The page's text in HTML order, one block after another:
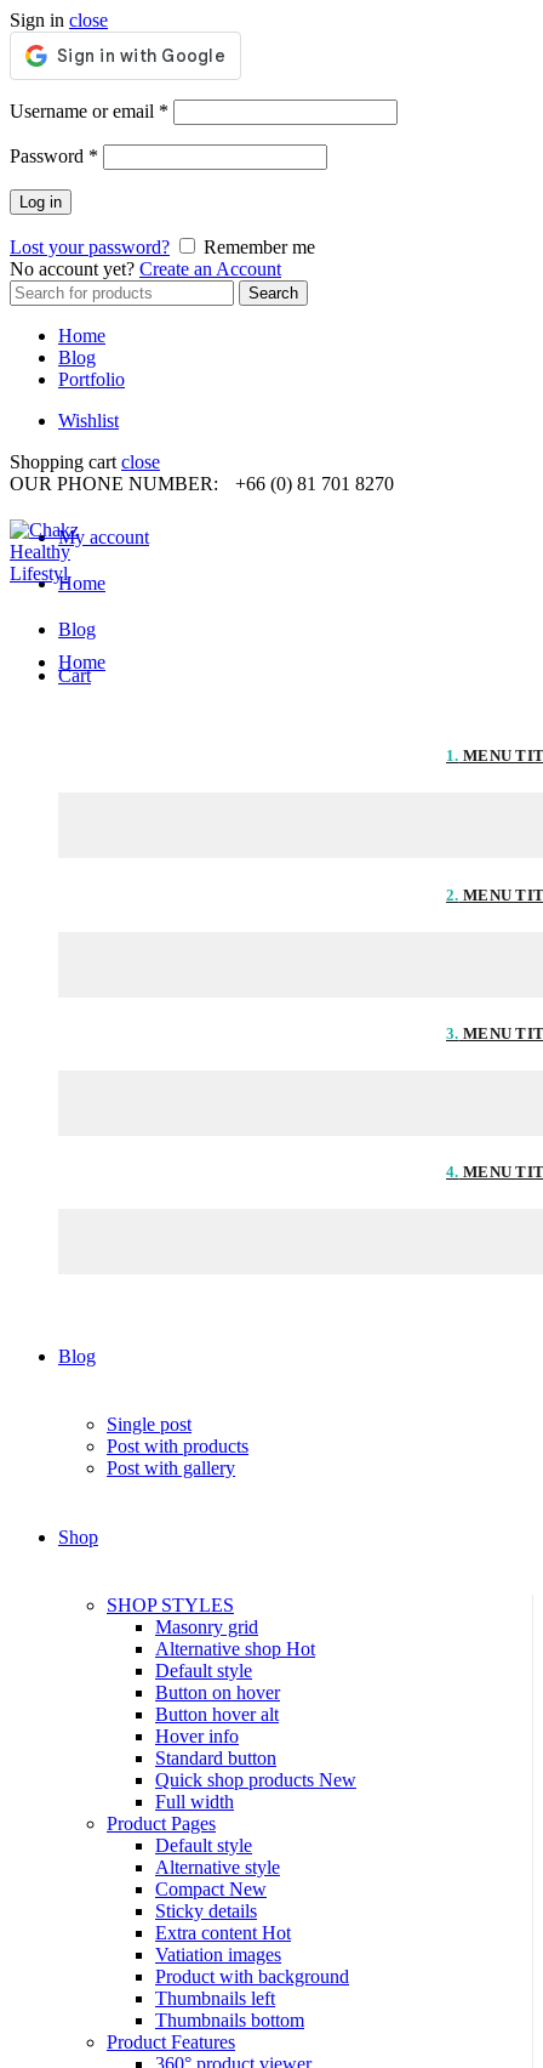
Sign in close
Username or email *
Password *
Log in
Lost your password?
Remember me
No account yet? Create an Account
Search
for:
Search
Home
Blog
Portfolio
Wishlist
Shopping cart close
OUR PHONE NUMBER:
+66 (0) 81 701 8270
My account
Home
Blog
Cart
Home
1. MENU
2. MENU
3. MENU
4. MENU
Blog
Single post
Post with products
Post with gallery
Shop
SHOP STYLES
Masonry grid
Alternative shop Hot
Default style
Button on hover
Button hover alt
Hover info
Standard button
Quick shop products New
Full width
Product Pages
Default style
Alternative style
Compact New
Sticky details
Extra content Hot
Vatiation images
Product with background
Thumbnails left
Thumbnails bottom
Product Features